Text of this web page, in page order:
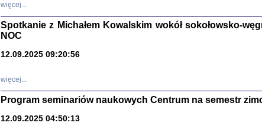
Zagłada
Studia i
więcej...
Spotkanie z Michałem Kowalskim wokół sokołowsko-
NOC
12.09.2025 09:20:56
więcej...
Program seminariów naukowych Centrum na semestr
12.09.2025 04:50:13